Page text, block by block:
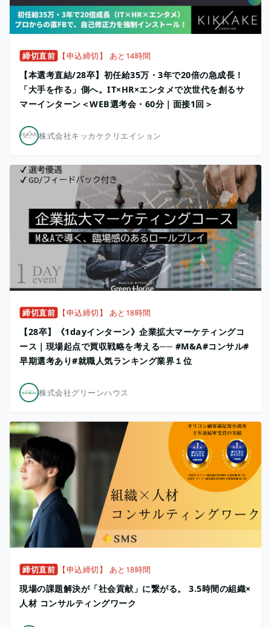
締切直前 【申込締切】 あと14時間
【本選考直結/28卒】初任給35万・3年で20倍の急成長！
「大手を作る」側へ。IT×HR×エンタメで次世代を創るサ
マーインターン＜WEB選考会・60分｜面接1回＞
株式会社キッカケクリエイション
締切直前 【申込締切】 あと18時間
​【28卒】《1dayインターン》企業拡大マーケティングコ
ース｜現場起点で買収戦略を考える── #M&A#コンサル#
早期選考あり#就職人気ランキング業界１位
株式会社グリーンハウス
締切直前 【申込締切】 あと18時間
現場の課題解決が「社会貢献」に繋がる。 3.5時間の組織×
人材 コンサルティングワーク